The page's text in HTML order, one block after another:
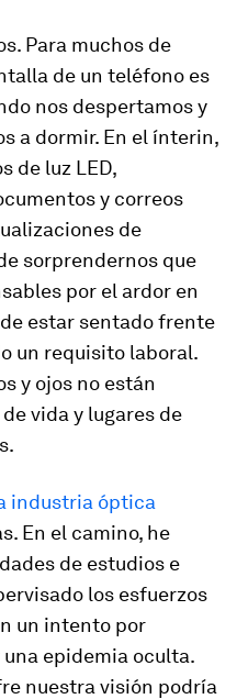
Para muchos de
de un teléfono es
nos despertamos y
a dormir. En el ínterin,
de luz LED,
y correos
de
sorprendernos que
por el ardor en
estar sentado frente
un requisito laboral.
y ojos no están
vida y lugares de
industria óptica
En el camino, he
de estudios e
los esfuerzos
un intento por
epidemia oculta.
nuestra visión podría